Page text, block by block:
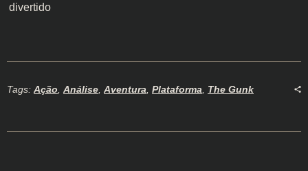
divertido
Tags: Ação Análise Aventura Plataforma The Gunk